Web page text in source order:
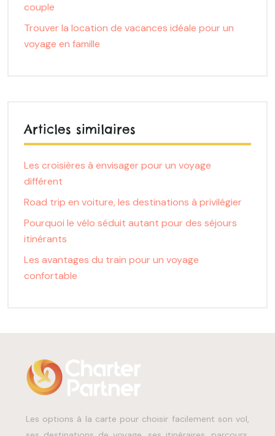
couple
Trouver la location de vacances idéale pour un
voyage en famille
Articles similaires
Les croisières à envisager pour un voyage
différent
Road trip en voiture, les destinations à privilégier
Pourquoi le vélo séduit autant pour des séjours
itinérants
Les avantages du train pour un voyage
confortable
Les options à la carte pour choisir facilement son vol,